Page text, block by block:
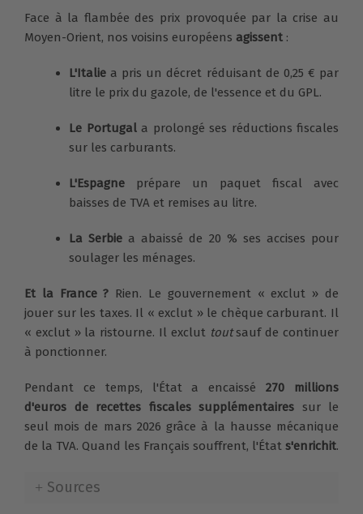
Face à la flambée des prix provoquée par la crise au
Moyen-Orient, nos voisins européens agissent :
L'Italie a pris un décret réduisant de 0,25 € par
litre le prix du gazole, de l'essence et du GPL.
Le Portugala prolongé ses réductions fiscales
sur les carburants.
L'Espagne prépare un paquet fiscal avec
baisses de TVA et remises au litre.
La Serbie a abaissé de 20 % ses accises pour
soulager les ménages.
Et la France ? Rien. Le gouvernement « exclut » de
jouer sur les taxes. Il « exclut » le chèque carburant. Il
« exclut » la ristourne. Il exclut toutsauf de continuer
à ponctionner.
Pendant ce temps, l'État a encaissé270 millions
d'euros de recettes fiscales supplémentaires sur le
seul mois de mars 2026 grâce à la hausse mécanique
de la TVA. Quand les Français souffrent, l'État s'enrichit.
Sources